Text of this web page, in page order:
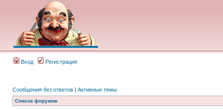
Вход Регистрация
Сообщения без ответов | Активные темы
Список форумов